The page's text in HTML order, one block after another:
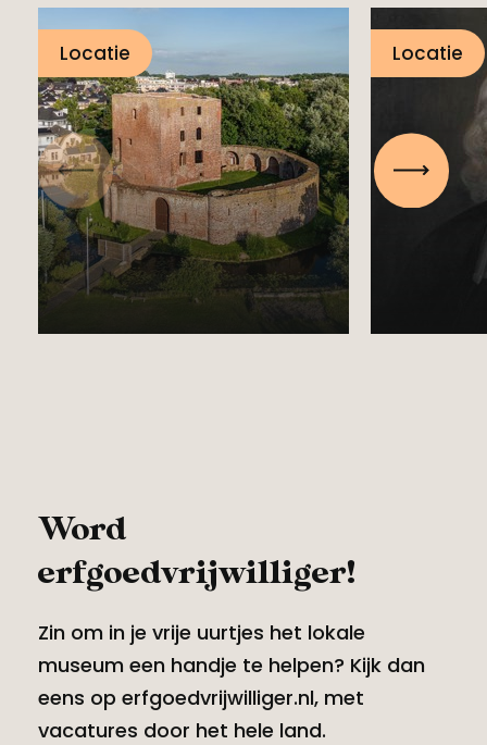
Kasteel Teylingen
in Voorhout
Locatie Locatie
Vorige
Word
erfgoedvrijwilliger!
Zin om in je vrije uurtjes het lokale
museum een handje te helpen? Kijk dan
eens op erfgoedvrijwilliger.nl, met
vacatures door het hele land.